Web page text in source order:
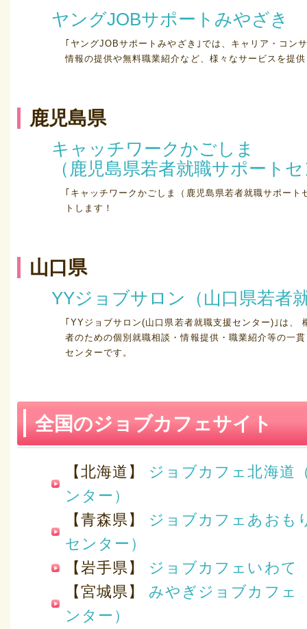
ヤングJOBサポートみやざき
｢ヤングJOBサポートみやざき｣では、キャリア・コン
情報の提供や無料職業紹介など、様々なサービスを提
鹿児島県
キャッチワークかごしま
（鹿児島県若者就職サポート
｢キャッチワークかごしま（鹿児島県若者就職サポー
トします！
山口県
YYジョブサロン（山口県若者
｢YYジョブサロン(山口県若者就職支援センター)｣は、
者のための個別就職相談・情報提供・職業紹介等の一
センターです。
全国のジョブカフェサイト
【北海道】 ジョブカフェ北海道
ンター）
【青森県】 ジョブカフェあおも
センター）
【岩手県】 ジョブカフェいわて
【宮城県】 みやぎジョブカフェ
ンター）